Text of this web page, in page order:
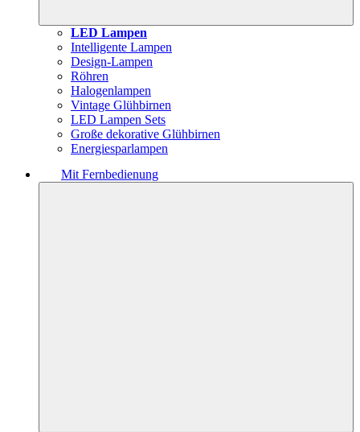
LED Lampen
Intelligente Lampen
Design-Lampen
Röhren
Halogenlampen
Vintage Glühbirnen
LED Lampen Sets
Große dekorative Glühbirnen
Energiesparlampen
Mit Fernbedienung